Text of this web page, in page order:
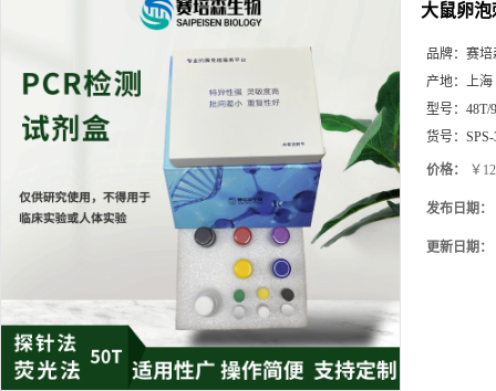
大鼠卵泡
品牌： 赛培
产地： 上海
型号： 48T/
货号：
价格： ￥
发布日期：
更新日期：